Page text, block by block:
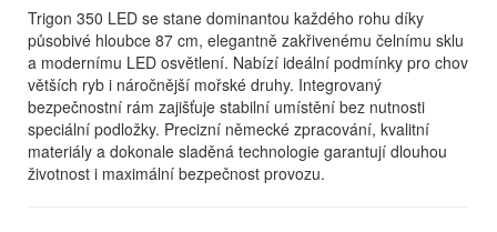
Trigon 350 LED se stane dominantou každého rohu díky
působivé hloubce 87 cm, elegantně zakřivenému čelnímu sklu
a modernímu LED osvětlení. Nabízí ideální podmínky pro chov
větších ryb i náročnější mořské druhy. Integrovaný
bezpečnostní rám zajišťuje stabilní umístění bez nutnosti
speciální podložky. Precizní německé zpracování, kvalitní
materiály a dokonale sladěná technologie garantují dlouhou
životnost i maximální bezpečnost provozu.